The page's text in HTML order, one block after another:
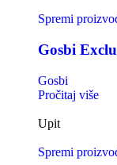
Spremi
Gosbi
Gosbi
Pročitaj više
Upit
Spremi